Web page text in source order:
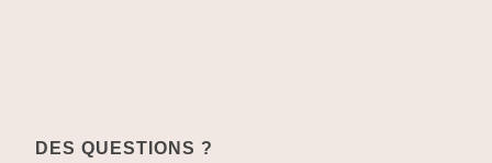
DES QUESTIONS ?